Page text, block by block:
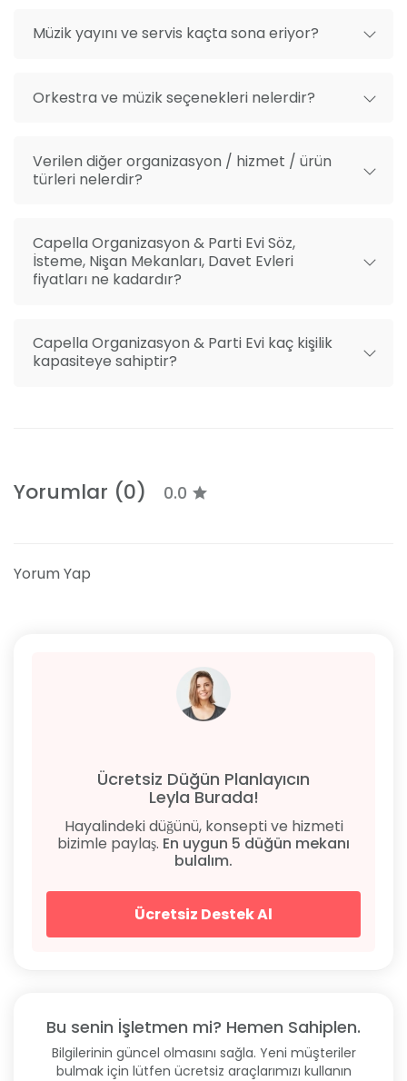
Müzik yayını ve servis kaçta sona eriyor?
Orkestra ve müzik seçenekleri nelerdir?
Verilen diğer organizasyon / hizmet / ürün
türleri nelerdir?
Capella Organizasyon & Parti Evi Söz,
İsteme, Nişan Mekanları, Davet Evleri
fiyatları ne kadardır?
Capella Organizasyon & Parti Evi kaç kişilik
kapasiteye sahiptir?
Yorumlar (0) 0.0
Yorum Yap
Ücretsiz Düğün Planlayıcın
Leyla Burada!
Hayalindeki düğünü, konsepti ve hizmeti
bizimle paylaş. En uygun 5 düğün mekanı
bulalım.
Ücretsiz Destek Al
Bu senin İşletmen mi? Hemen Sahiplen.
Bilgilerinin güncel olmasını sağla. Yeni müşteriler
bulmak için lütfen ücretsiz araçlarımızı kullanın